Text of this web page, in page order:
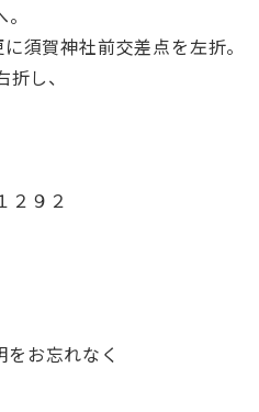
賀神社前交差点を左折。
し、
２９２
お忘れなく